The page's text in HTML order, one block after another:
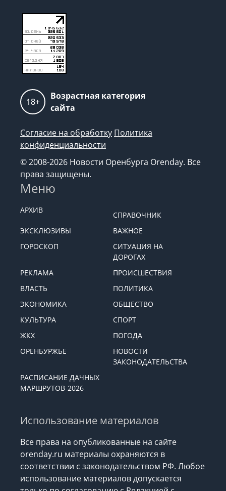
18+
Возрастная категория
сайта
Согласие на обработку Политика
конфиденциальности
© 2008-2026 Новости Оренбурга Orenday. Все
права защищены.
Меню
АРХИВ
СПРАВОЧНИК
ЭКСКЛЮЗИВЫ
ВАЖНОЕ
ГОРОСКОП
СИТУАЦИЯ НА
ДОРОГАХ
РЕКЛАМА
ПРОИСШЕСТВИЯ
ВЛАСТЬ
ПОЛИТИКА
ЭКОНОМИКА
ОБЩЕСТВО
КУЛЬТУРА
СПОРТ
ЖКХ
ПОГОДА
ОРЕНБУРЖЬЕ
НОВОСТИ
ЗАКОНОДАТЕЛЬСТВА
РАСПИСАНИЕ ДАЧНЫХ
МАРШРУТОВ-2026
Использование материалов
Все права на опубликованные на сайте
orenday.ru материалы охраняются в
соответствии с законодательством РФ. Любое
использование материалов допускается